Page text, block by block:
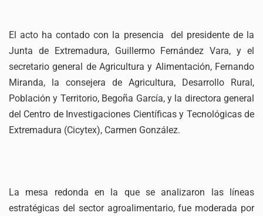
El acto ha contado con la presencia del presidente de la
Junta de Extremadura, Guillermo Fernández Vara, y el
secretario general de Agricultura y Alimentación, Fernando
Miranda, la consejera de Agricultura, Desarrollo Rural,
Población y Territorio, Begoña García, y la directora general
del Centro de Investigaciones Científicas y Tecnológicas de
Extremadura (Cicytex), Carmen González.
La mesa redonda en la que se analizaron las líneas
estratégicas del sector agroalimentario, fue moderada por